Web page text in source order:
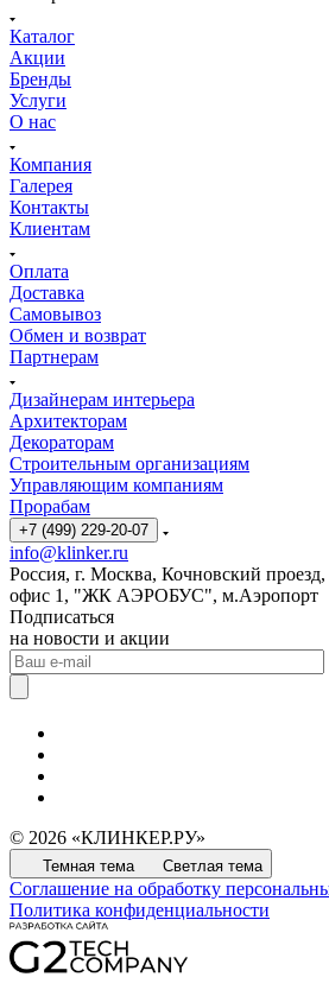
Каталог
Акции
Бренды
Услуги
О нас
Компания
Галерея
Контакты
Клиентам
Оплата
Доставка
Самовывоз
Обмен и возврат
Партнерам
Дизайнерам интерьера
Архитекторам
Декораторам
Строительным организациям
Управляющим компаниям
Прорабам
+7 (499) 229-20-07
info@klinker.ru
Россия, г. Москва, Кочновский
офис 1, "ЖК АЭРОБУС", м.Аэропорт
Подписаться
на новости и акции
© 2026 «КЛИНКЕР.РУ»
Темная тема Светлая тема
Соглашение на обработку
Политика конфиденциальности